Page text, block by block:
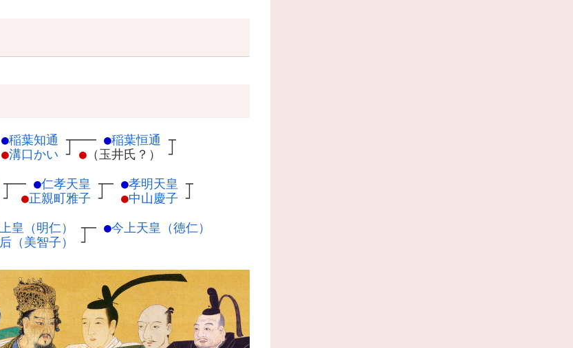
●稲葉知通 ┬
●溝口かい ┘
─── ●稲葉恒通 ┬
● （玉井氏？） ┘
┬
┘
── ●仁孝天皇 ┬
●正親町雅子 ┘
─ ●孝明天皇 ┬
●中山慶子 ┘
上皇（明仁）
┬
（美智子） ┘
─ ●今上天皇（徳仁）